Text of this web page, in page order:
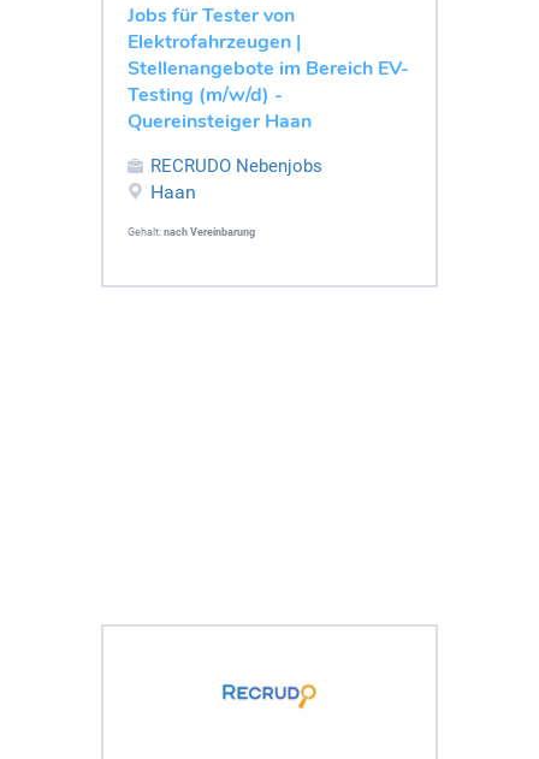
Jobs für Tester von
Elektrofahrzeugen |
Stellenangebote im Bereich EV-
Testing (m/w/d) -
Quereinsteiger Haan
RECRUDO Nebenjobs
Haan
Gehalt: nach Vereinbarung